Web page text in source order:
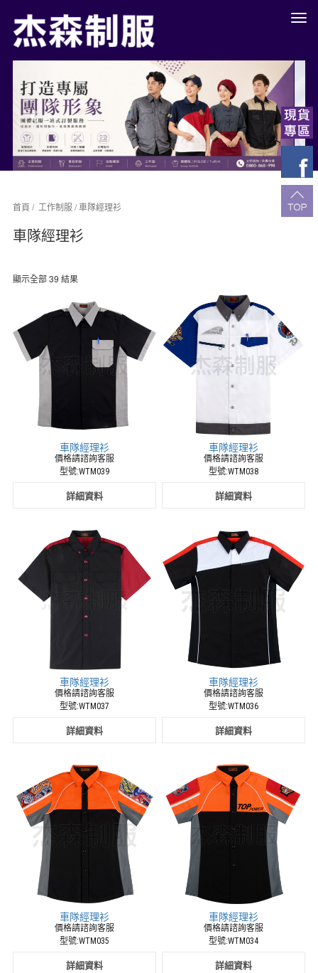
餐
服
服
團
體
制
服
訂
做
餐
飲
師
業
的
Next
首頁 / 工作制服 / 車隊經理衫
車隊經理衫
顯示全部 39 結果
車隊經理衫
價格請諮詢客服
型號:WTM039
詳細資料
車隊經理衫
價格請諮詢客服
型號:WTM038
詳細資料
車隊經理衫
價格請諮詢客服
型號:WTM037
詳細資料
車隊經理衫
價格請諮詢客服
型號:WTM036
詳細資料
車隊經理衫
價格請諮詢客服
型號:WTM035
詳細資料
車隊經理衫
價格請諮詢客服
型號:WTM034
詳細資料